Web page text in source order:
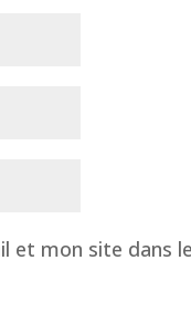
et mon site dans